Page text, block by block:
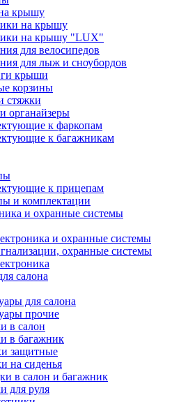
крышу
на крышу
на крышу "LUX"
для велосипедов
для лыж и сноубордов
крыши
корзины
стяжки
органайзеры
к фаркопам
к багажникам
к прицепам
и комплектации
и охранные системы
и охранные системы
охранные системы
салона
для салона
прочие
в салон
в багажник
защитные
на сиденья
в салон и багажник
для руля